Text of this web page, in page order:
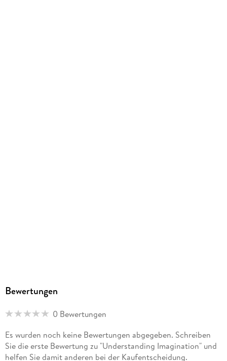
Bewertungen
0 Bewertungen
Es wurden noch keine Bewertungen abgegeben. Schreiben
Sie die erste Bewertung zu "Understanding Imagination" und
helfen Sie damit anderen bei der Kaufentscheidung.